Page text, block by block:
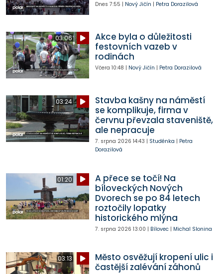
Dnes 7:55 | Nový Jičín | Petra Dorazilová
03:06
Akce byla o důležitosti
festovních vazeb v
rodinách
Včera 10:48 | Nový Jičín | Petra Dorazilová
03:24
Stavba kašny na náměstí
se komplikuje, firma v
červnu převzala staveniště,
ale nepracuje
7. srpna 2026 14:43 | Studénka | Petra
Dorazilová
01:20
A přece se točí! Na
bíloveckých Nových
Dvorech se po 84 letech
roztočily lopatky
historického mlýna
7. srpna 2026 13:00 | Bílovec| Michal Slonina
03:13
Město osvěžují kropení ulic i
častější zalévání záhonů